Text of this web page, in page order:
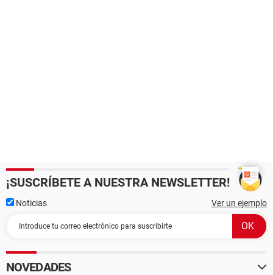
¡SUSCRÍBETE A NUESTRA NEWSLETTER!
Noticias Ver un ejemplo
NOVEDADES